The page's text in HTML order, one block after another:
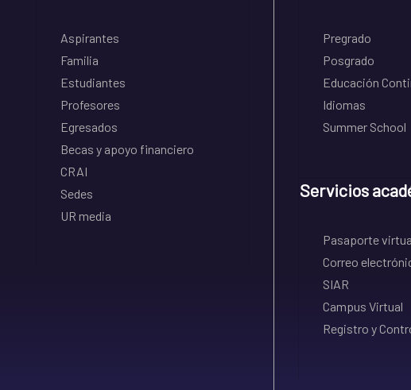
Aspirantes
Familia
Estudiantes
Profesores
Egresados
Becas y apoyo financiero
CRAI
Sedes
UR media
Pregrado
Posgrado
Educación
Idiomas
Summer School
Servicios
Pasaporte
Correo
SIAR
Campus Virtual
Registro y